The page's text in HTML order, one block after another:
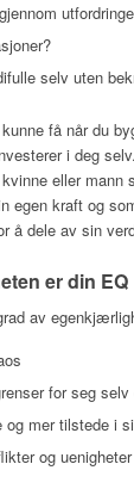
selv uten
få når du
i deg
eller mann
egen kraft og
å dele av sin
er din EQ
av
for seg
mer tilstede i
og